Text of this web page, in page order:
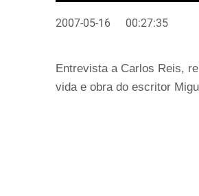
2007-05-16 00:27:35
Entrevista a Carlos Reis,
vida e obra do escritor